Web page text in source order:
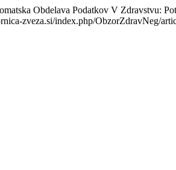
Obdelava Podatkov V Zdravstvu:
zveza.si/index.php/ObzorZdravNeg/